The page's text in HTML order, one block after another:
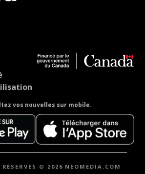
vos nouvelles sur mobile.
© 2026 NÉOMEDIA.COM